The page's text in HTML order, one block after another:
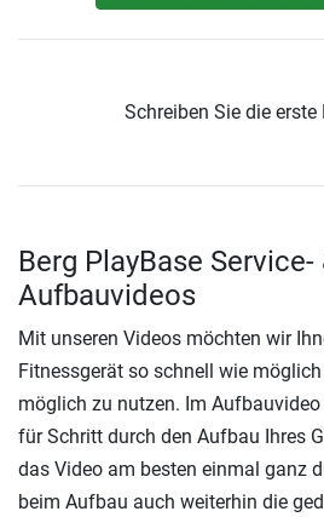
Schreiben Sie die erste
Berg PlayBase Service-
Aufbauvideos
Mit unseren Videos möchten wir
Fitnessgerät so schnell wie
möglich zu nutzen. Im
für Schritt durch den Aufbau Ihres
das Video am besten einmal ganz
beim Aufbau auch weiterhin die